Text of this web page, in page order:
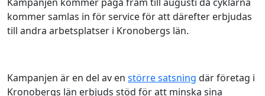
kommer samlas in för service för att därefter erbjudas
till andra arbetsplatser i Kronobergs län.
Kampanjen är en del av en större satsning där företag i
Kronobergs län erbjuds stöd för att minska sina